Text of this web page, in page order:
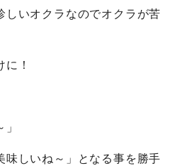
しいオクラなのでオクラが苦
！
味しいね～」となる事を勝手